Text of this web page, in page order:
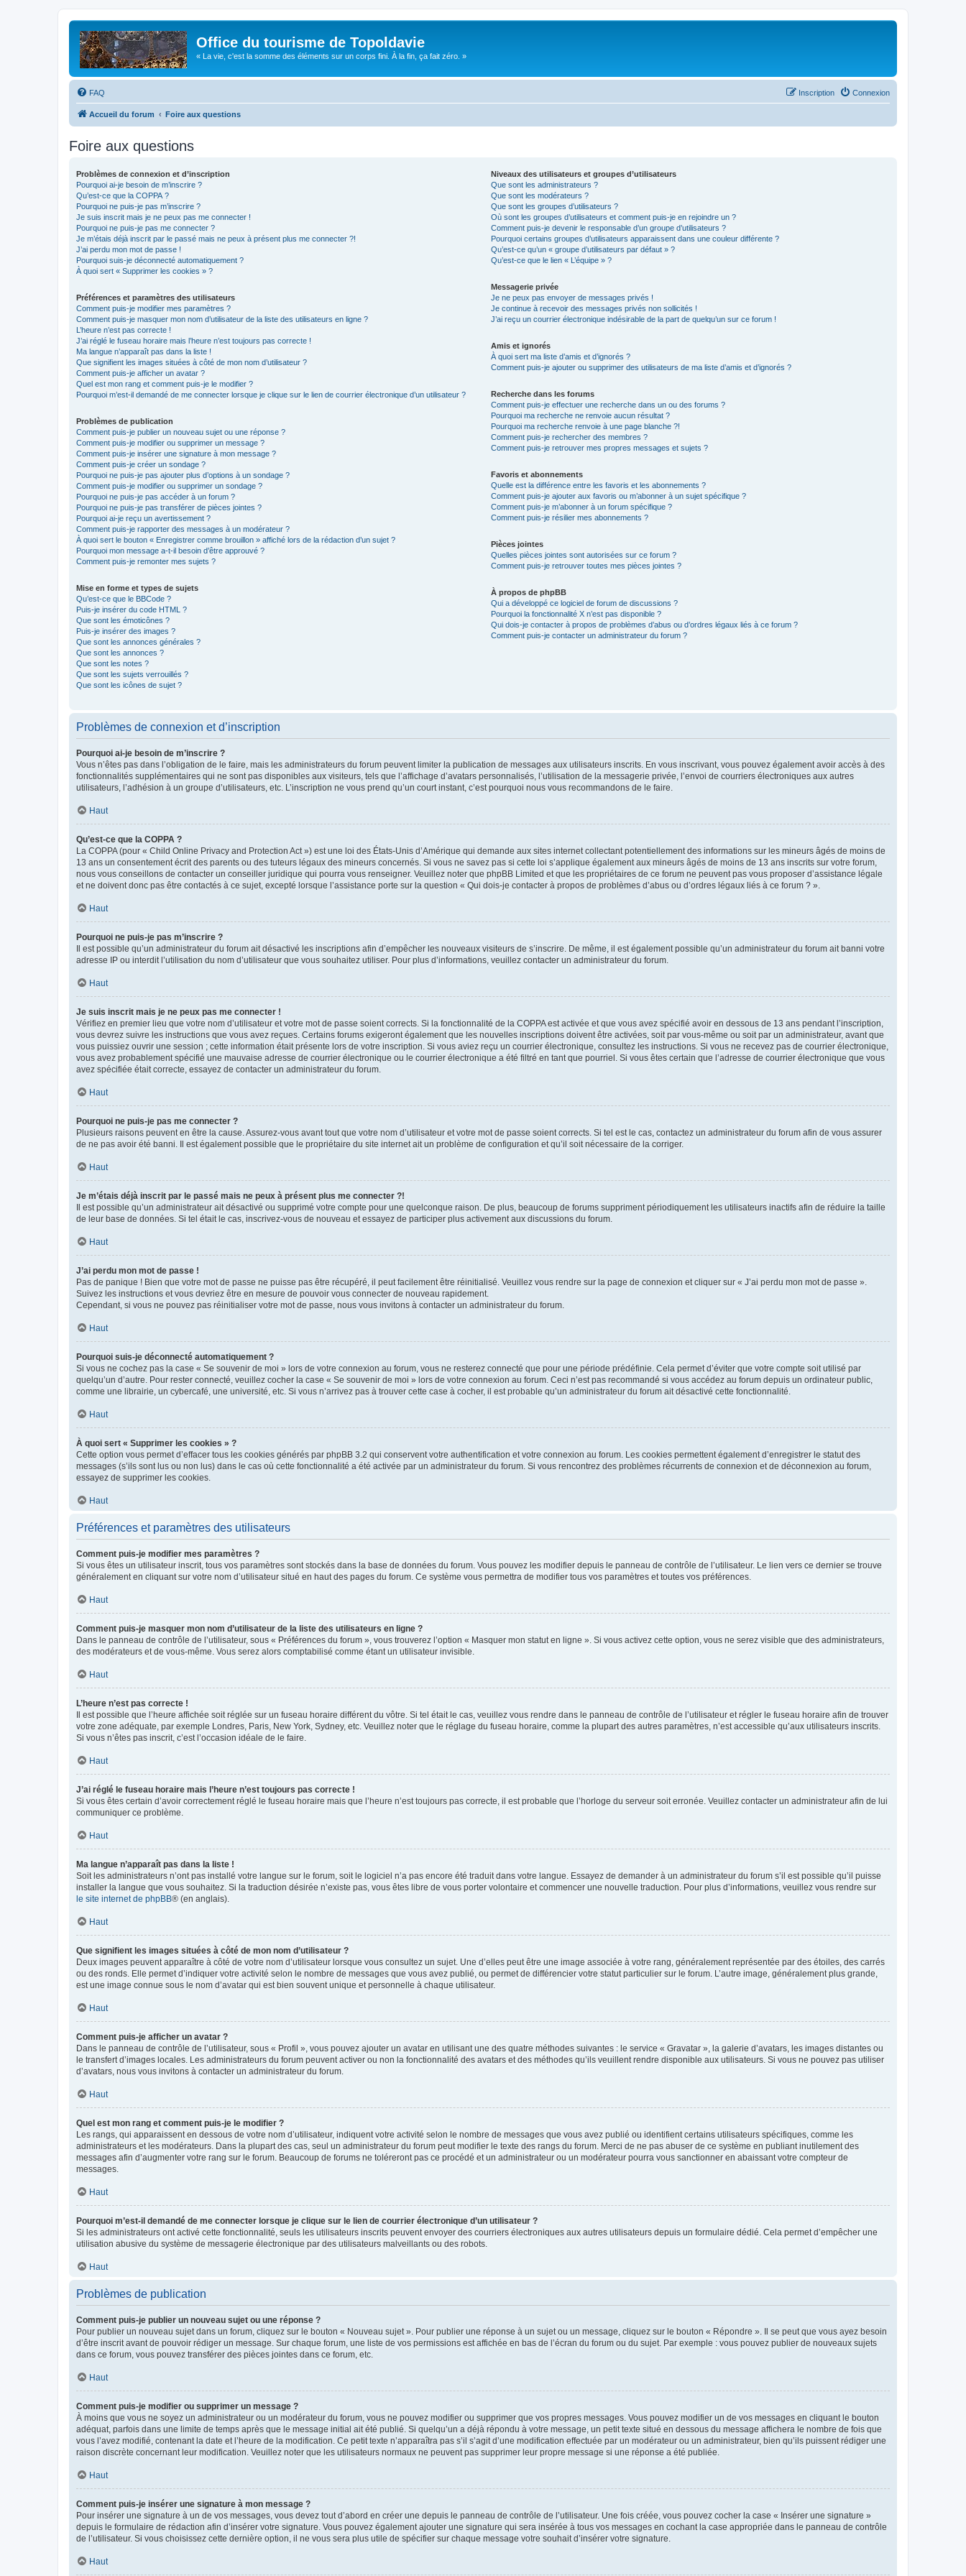
Office du tourisme de Topoldavie
« La vie, c'est la somme des éléments sur un corps fini. À la fin, ça fait zéro. »
FAQ Connexion
Inscription
Accueil du forum Foire aux questions
Foire aux questions
Problèmes de connexion et d’inscription
Pourquoi ai-je besoin de m’inscrire ?
Qu’est-ce que la COPPA ?
Pourquoi ne puis-je pas m’inscrire ?
Je suis inscrit mais je ne peux pas me connecter !
Pourquoi ne puis-je pas me connecter ?
Je m’étais déjà inscrit par le passé mais ne peux à présent plus me connecter ?!
J’ai perdu mon mot de passe !
Pourquoi suis-je déconnecté automatiquement ?
À quoi sert « Supprimer les cookies » ?
Préférences et paramètres des utilisateurs
Comment puis-je modifier mes paramètres ?
Comment puis-je masquer mon nom d’utilisateur de la liste des utilisateurs en ligne ?
L’heure n’est pas correcte !
J’ai réglé le fuseau horaire mais l’heure n’est toujours pas correcte !
Ma langue n’apparaît pas dans la liste !
Que signifient les images situées à côté de mon nom d’utilisateur ?
Comment puis-je afficher un avatar ?
Quel est mon rang et comment puis-je le modifier ?
Pourquoi m’est-il demandé de me connecter lorsque je clique sur le lien de courrier électronique d’un utilisateur ?
Problèmes de publication
Comment puis-je publier un nouveau sujet ou une réponse ?
Comment puis-je modifier ou supprimer un message ?
Comment puis-je insérer une signature à mon message ?
Comment puis-je créer un sondage ?
Pourquoi ne puis-je pas ajouter plus d’options à un sondage ?
Comment puis-je modifier ou supprimer un sondage ?
Pourquoi ne puis-je pas accéder à un forum ?
Pourquoi ne puis-je pas transférer de pièces jointes ?
Pourquoi ai-je reçu un avertissement ?
Comment puis-je rapporter des messages à un modérateur ?
À quoi sert le bouton « Enregistrer comme brouillon » affiché lors de la rédaction d’un sujet ?
Pourquoi mon message a-t-il besoin d’être approuvé ?
Comment puis-je remonter mes sujets ?
Mise en forme et types de sujets
Qu’est-ce que le BBCode ?
Puis-je insérer du code HTML ?
Que sont les émoticônes ?
Puis-je insérer des images ?
Que sont les annonces générales ?
Que sont les annonces ?
Que sont les notes ?
Que sont les sujets verrouillés ?
Que sont les icônes de sujet ?
Niveaux des utilisateurs et groupes d’utilisateurs
Que sont les administrateurs ?
Que sont les modérateurs ?
Que sont les groupes d’utilisateurs ?
Où sont les groupes d’utilisateurs et comment puis-je en rejoindre un ?
Comment puis-je devenir le responsable d’un groupe d’utilisateurs ?
Pourquoi certains groupes d’utilisateurs apparaissent dans une couleur différente ?
Qu’est-ce qu’un « groupe d’utilisateurs par défaut » ?
Qu’est-ce que le lien « L’équipe » ?
Messagerie privée
Je ne peux pas envoyer de messages privés !
Je continue à recevoir des messages privés non sollicités !
J’ai reçu un courrier électronique indésirable de la part de quelqu’un sur ce forum !
Amis et ignorés
À quoi sert ma liste d’amis et d’ignorés ?
Comment puis-je ajouter ou supprimer des utilisateurs de ma liste d’amis et d’ignorés ?
Recherche dans les forums
Comment puis-je effectuer une recherche dans un ou des forums ?
Pourquoi ma recherche ne renvoie aucun résultat ?
Pourquoi ma recherche renvoie à une page blanche ?!
Comment puis-je rechercher des membres ?
Comment puis-je retrouver mes propres messages et sujets ?
Favoris et abonnements
Quelle est la différence entre les favoris et les abonnements ?
Comment puis-je ajouter aux favoris ou m’abonner à un sujet spécifique ?
Comment puis-je m’abonner à un forum spécifique ?
Comment puis-je résilier mes abonnements ?
Pièces jointes
Quelles pièces jointes sont autorisées sur ce forum ?
Comment puis-je retrouver toutes mes pièces jointes ?
À propos de phpBB
Qui a développé ce logiciel de forum de discussions ?
Pourquoi la fonctionnalité X n’est pas disponible ?
Qui dois-je contacter à propos de problèmes d’abus ou d’ordres légaux liés à ce forum ?
Comment puis-je contacter un administrateur du forum ?
Problèmes de connexion et d’inscription
Pourquoi ai-je besoin de m’inscrire ?
Vous n’êtes pas dans l’obligation de le faire, mais les administrateurs du forum peuvent limiter la publication de messages aux utilisateurs inscrits. En vous inscrivant, vous pouvez également avoir accès à des
fonctionnalités supplémentaires qui ne sont pas disponibles aux visiteurs, tels que l’affichage d’avatars personnalisés, l’utilisation de la messagerie privée, l’envoi de courriers électroniques aux autres
utilisateurs, l’adhésion à un groupe d’utilisateurs, etc. L’inscription ne vous prend qu’un court instant, c’est pourquoi nous vous recommandons de le faire.
Haut
Qu’est-ce que la COPPA ?
La COPPA (pour « Child Online Privacy and Protection Act ») est une loi des États-Unis d’Amérique qui demande aux sites internet collectant potentiellement des informations sur les mineurs âgés de moins de
13 ans un consentement écrit des parents ou des tuteurs légaux des mineurs concernés. Si vous ne savez pas si cette loi s’applique également aux mineurs âgés de moins de 13 ans inscrits sur votre forum,
nous vous conseillons de contacter un conseiller juridique qui pourra vous renseigner. Veuillez noter que phpBB Limited et que les propriétaires de ce forum ne peuvent pas vous proposer d’assistance légale
et ne doivent donc pas être contactés à ce sujet, excepté lorsque l’assistance porte sur la question « Qui dois-je contacter à propos de problèmes d’abus ou d’ordres légaux liés à ce forum ? ».
Haut
Pourquoi ne puis-je pas m’inscrire ?
Il est possible qu’un administrateur du forum ait désactivé les inscriptions afin d’empêcher les nouveaux visiteurs de s’inscrire. De même, il est également possible qu’un administrateur du forum ait banni votre
adresse IP ou interdit l’utilisation du nom d’utilisateur que vous souhaitez utiliser. Pour plus d’informations, veuillez contacter un administrateur du forum.
Haut
Je suis inscrit mais je ne peux pas me connecter !
Vérifiez en premier lieu que votre nom d’utilisateur et votre mot de passe soient corrects. Si la fonctionnalité de la COPPA est activée et que vous avez spécifié avoir en dessous de 13 ans pendant l’inscription,
vous devrez suivre les instructions que vous avez reçues. Certains forums exigeront également que les nouvelles inscriptions doivent être activées, soit par vous-même ou soit par un administrateur, avant que
vous puissiez ouvrir une session ; cette information était présente lors de votre inscription. Si vous aviez reçu un courrier électronique, consultez les instructions. Si vous ne recevez pas de courrier électronique,
vous avez probablement spécifié une mauvaise adresse de courrier électronique ou le courrier électronique a été filtré en tant que pourriel. Si vous êtes certain que l’adresse de courrier électronique que vous
avez spécifiée était correcte, essayez de contacter un administrateur du forum.
Haut
Pourquoi ne puis-je pas me connecter ?
Plusieurs raisons peuvent en être la cause. Assurez-vous avant tout que votre nom d’utilisateur et votre mot de passe soient corrects. Si tel est le cas, contactez un administrateur du forum afin de vous assurer
de ne pas avoir été banni. Il est également possible que le propriétaire du site internet ait un problème de configuration et qu’il soit nécessaire de la corriger.
Haut
Je m’étais déjà inscrit par le passé mais ne peux à présent plus me connecter ?!
Il est possible qu’un administrateur ait désactivé ou supprimé votre compte pour une quelconque raison. De plus, beaucoup de forums suppriment périodiquement les utilisateurs inactifs afin de réduire la taille
de leur base de données. Si tel était le cas, inscrivez-vous de nouveau et essayez de participer plus activement aux discussions du forum.
Haut
J’ai perdu mon mot de passe !
Pas de panique ! Bien que votre mot de passe ne puisse pas être récupéré, il peut facilement être réinitialisé. Veuillez vous rendre sur la page de connexion et cliquer sur « J’ai perdu mon mot de passe ».
Suivez les instructions et vous devriez être en mesure de pouvoir vous connecter de nouveau rapidement.
Cependant, si vous ne pouvez pas réinitialiser votre mot de passe, nous vous invitons à contacter un administrateur du forum.
Haut
Pourquoi suis-je déconnecté automatiquement ?
Si vous ne cochez pas la case « Se souvenir de moi » lors de votre connexion au forum, vous ne resterez connecté que pour une période prédéfinie. Cela permet d’éviter que votre compte soit utilisé par
quelqu’un d’autre. Pour rester connecté, veuillez cocher la case « Se souvenir de moi » lors de votre connexion au forum. Ceci n’est pas recommandé si vous accédez au forum depuis un ordinateur public,
comme une librairie, un cybercafé, une université, etc. Si vous n’arrivez pas à trouver cette case à cocher, il est probable qu’un administrateur du forum ait désactivé cette fonctionnalité.
Haut
À quoi sert « Supprimer les cookies » ?
Cette option vous permet d’effacer tous les cookies générés par phpBB 3.2 qui conservent votre authentification et votre connexion au forum. Les cookies permettent également d’enregistrer le statut des
messages (s’ils sont lus ou non lus) dans le cas où cette fonctionnalité a été activée par un administrateur du forum. Si vous rencontrez des problèmes récurrents de connexion et de déconnexion au forum,
essayez de supprimer les cookies.
Haut
Préférences et paramètres des utilisateurs
Comment puis-je modifier mes paramètres ?
Si vous êtes un utilisateur inscrit, tous vos paramètres sont stockés dans la base de données du forum. Vous pouvez les modifier depuis le panneau de contrôle de l’utilisateur. Le lien vers ce dernier se trouve
généralement en cliquant sur votre nom d’utilisateur situé en haut des pages du forum. Ce système vous permettra de modifier tous vos paramètres et toutes vos préférences.
Haut
Comment puis-je masquer mon nom d’utilisateur de la liste des utilisateurs en ligne ?
Dans le panneau de contrôle de l’utilisateur, sous « Préférences du forum », vous trouverez l’option « Masquer mon statut en ligne ». Si vous activez cette option, vous ne serez visible que des administrateurs,
des modérateurs et de vous-même. Vous serez alors comptabilisé comme étant un utilisateur invisible.
Haut
L’heure n’est pas correcte !
Il est possible que l’heure affichée soit réglée sur un fuseau horaire différent du vôtre. Si tel était le cas, veuillez vous rendre dans le panneau de contrôle de l’utilisateur et régler le fuseau horaire afin de trouver
votre zone adéquate, par exemple Londres, Paris, New York, Sydney, etc. Veuillez noter que le réglage du fuseau horaire, comme la plupart des autres paramètres, n’est accessible qu’aux utilisateurs inscrits.
Si vous n’êtes pas inscrit, c’est l’occasion idéale de le faire.
Haut
J’ai réglé le fuseau horaire mais l’heure n’est toujours pas correcte !
Si vous êtes certain d’avoir correctement réglé le fuseau horaire mais que l’heure n’est toujours pas correcte, il est probable que l’horloge du serveur soit erronée. Veuillez contacter un administrateur afin de lui
communiquer ce problème.
Haut
Ma langue n’apparaît pas dans la liste !
Soit les administrateurs n’ont pas installé votre langue sur le forum, soit le logiciel n’a pas encore été traduit dans votre langue. Essayez de demander à un administrateur du forum s’il est possible qu’il puisse
installer la langue que vous souhaitez. Si la traduction désirée n’existe pas, vous êtes libre de vous porter volontaire et commencer une nouvelle traduction. Pour plus d’informations, veuillez vous rendre sur
le site internet de phpBB® (en anglais).
Haut
Que signifient les images situées à côté de mon nom d’utilisateur ?
Deux images peuvent apparaître à côté de votre nom d’utilisateur lorsque vous consultez un sujet. Une d’elles peut être une image associée à votre rang, généralement représentée par des étoiles, des carrés
ou des ronds. Elle permet d’indiquer votre activité selon le nombre de messages que vous avez publié, ou permet de différencier votre statut particulier sur le forum. L’autre image, généralement plus grande,
est une image connue sous le nom d’avatar qui est bien souvent unique et personnelle à chaque utilisateur.
Haut
Comment puis-je afficher un avatar ?
Dans le panneau de contrôle de l’utilisateur, sous « Profil », vous pouvez ajouter un avatar en utilisant une des quatre méthodes suivantes : le service « Gravatar », la galerie d’avatars, les images distantes ou
le transfert d’images locales. Les administrateurs du forum peuvent activer ou non la fonctionnalité des avatars et des méthodes qu’ils veuillent rendre disponible aux utilisateurs. Si vous ne pouvez pas utiliser
d’avatars, nous vous invitons à contacter un administrateur du forum.
Haut
Quel est mon rang et comment puis-je le modifier ?
Les rangs, qui apparaissent en dessous de votre nom d’utilisateur, indiquent votre activité selon le nombre de messages que vous avez publié ou identifient certains utilisateurs spécifiques, comme les
administrateurs et les modérateurs. Dans la plupart des cas, seul un administrateur du forum peut modifier le texte des rangs du forum. Merci de ne pas abuser de ce système en publiant inutilement des
messages afin d’augmenter votre rang sur le forum. Beaucoup de forums ne toléreront pas ce procédé et un administrateur ou un modérateur pourra vous sanctionner en abaissant votre compteur de
messages.
Haut
Pourquoi m’est-il demandé de me connecter lorsque je clique sur le lien de courrier électronique d’un utilisateur ?
Si les administrateurs ont activé cette fonctionnalité, seuls les utilisateurs inscrits peuvent envoyer des courriers électroniques aux autres utilisateurs depuis un formulaire dédié. Cela permet d’empêcher une
utilisation abusive du système de messagerie électronique par des utilisateurs malveillants ou des robots.
Haut
Problèmes de publication
Comment puis-je publier un nouveau sujet ou une réponse ?
Pour publier un nouveau sujet dans un forum, cliquez sur le bouton « Nouveau sujet ». Pour publier une réponse à un sujet ou un message, cliquez sur le bouton « Répondre ». Il se peut que vous ayez besoin
d’être inscrit avant de pouvoir rédiger un message. Sur chaque forum, une liste de vos permissions est affichée en bas de l’écran du forum ou du sujet. Par exemple : vous pouvez publier de nouveaux sujets
dans ce forum, vous pouvez transférer des pièces jointes dans ce forum, etc.
Haut
Comment puis-je modifier ou supprimer un message ?
À moins que vous ne soyez un administrateur ou un modérateur du forum, vous ne pouvez modifier ou supprimer que vos propres messages. Vous pouvez modifier un de vos messages en cliquant le bouton
adéquat, parfois dans une limite de temps après que le message initial ait été publié. Si quelqu’un a déjà répondu à votre message, un petit texte situé en dessous du message affichera le nombre de fois que
vous l’avez modifié, contenant la date et l’heure de la modification. Ce petit texte n’apparaîtra pas s’il s’agit d’une modification effectuée par un modérateur ou un administrateur, bien qu’ils puissent rédiger une
raison discrète concernant leur modification. Veuillez noter que les utilisateurs normaux ne peuvent pas supprimer leur propre message si une réponse a été publiée.
Haut
Comment puis-je insérer une signature à mon message ?
Pour insérer une signature à un de vos messages, vous devez tout d’abord en créer une depuis le panneau de contrôle de l’utilisateur. Une fois créée, vous pouvez cocher la case « Insérer une signature »
depuis le formulaire de rédaction afin d’insérer votre signature. Vous pouvez également ajouter une signature qui sera insérée à tous vos messages en cochant la case appropriée dans le panneau de contrôle
de l’utilisateur. Si vous choisissez cette dernière option, il ne vous sera plus utile de spécifier sur chaque message votre souhait d’insérer votre signature.
Haut